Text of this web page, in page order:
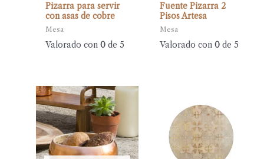
Pizarra para servir
con asas de cobre
Mesa
Valorado con0 de 5
Fuente Pizarra 2
Pisos Artesa
Mesa
Valorado con 0de 5